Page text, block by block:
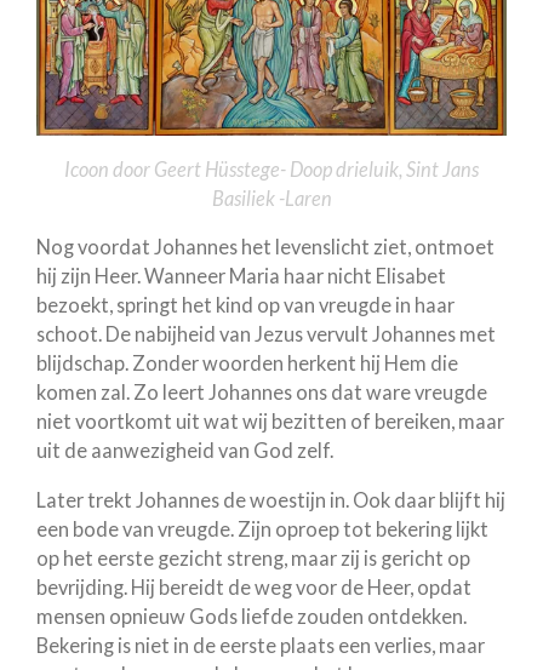
Icoon door Geert Hüsstege- Doop drieluik, Sint Jans
Basiliek -Laren
Nog voordat Johannes het levenslicht ziet, ontmoet
hij zijn Heer. Wanneer Maria haar nicht Elisabet
bezoekt, springt het kind op van vreugde in haar
schoot. De nabijheid van Jezus vervult Johannes met
blijdschap. Zonder woorden herkent hij Hem die
komen zal. Zo leert Johannes ons dat ware vreugde
niet voortkomt uit wat wij bezitten of bereiken, maar
uit de aanwezigheid van God zelf.
Later trekt Johannes de woestijn in. Ook daar blijft hij
een bode van vreugde. Zijn oproep tot bekering lijkt
op het eerste gezicht streng, maar zij is gericht op
bevrijding. Hij bereidt de weg voor de Heer, opdat
mensen opnieuw Gods liefde zouden ontdekken.
Bekering is niet in de eerste plaats een verlies, maar